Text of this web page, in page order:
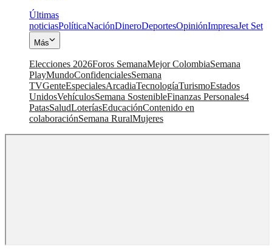
Últimas
noticiasPolíticaNaciónDineroDeportesOpiniónImpresaJet Set
Más
Elecciones 2026Foros SemanaMejor ColombiaSemana
PlayMundoConfidencialesSemana
TVGenteEspecialesArcadiaTecnologíaTurismoEstados
UnidosVehículosSemana SostenibleFinanzas Personales4
PatasSaludLoteríasEducaciónContenido en
colaboraciónSemana RuralMujeres